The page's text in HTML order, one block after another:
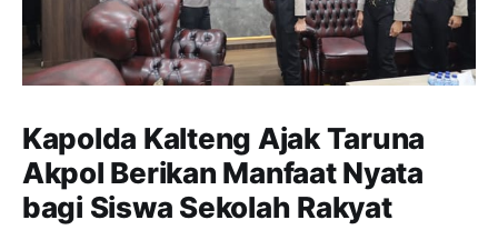
Kapolda Kalteng Ajak Taruna
Akpol Berikan Manfaat Nyata
bagi Siswa Sekolah Rakyat